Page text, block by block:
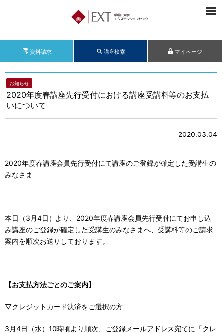
資料請求 講座検索 マイページ
お知らせ
2020年度春講座先行受付における講座受講料等のお支払
いについて
2020.03.04
2020年度春講座会員先行受付にて講座のご登録が確定した受講生の
みなさま
本日（3月4日）より、2020年度春講座会員先行受付にてお申し込
み講座のご登録が確定した受講生のみなさまへ、受講料等のご請求
案内を順次お送りしております。
【お支払方法ごとのご案内】
▽クレジットカード決済をご選択の方
3月4日（水）10時頃より順次、ご登録メールアドレス宛てに「クレ